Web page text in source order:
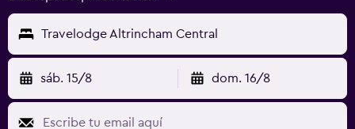
Travelodge Altrincham Central
sáb. 15/8 dom. 16/8